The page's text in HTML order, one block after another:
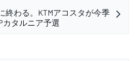
終わる。KTMアコスタが今季
カタルニア予選